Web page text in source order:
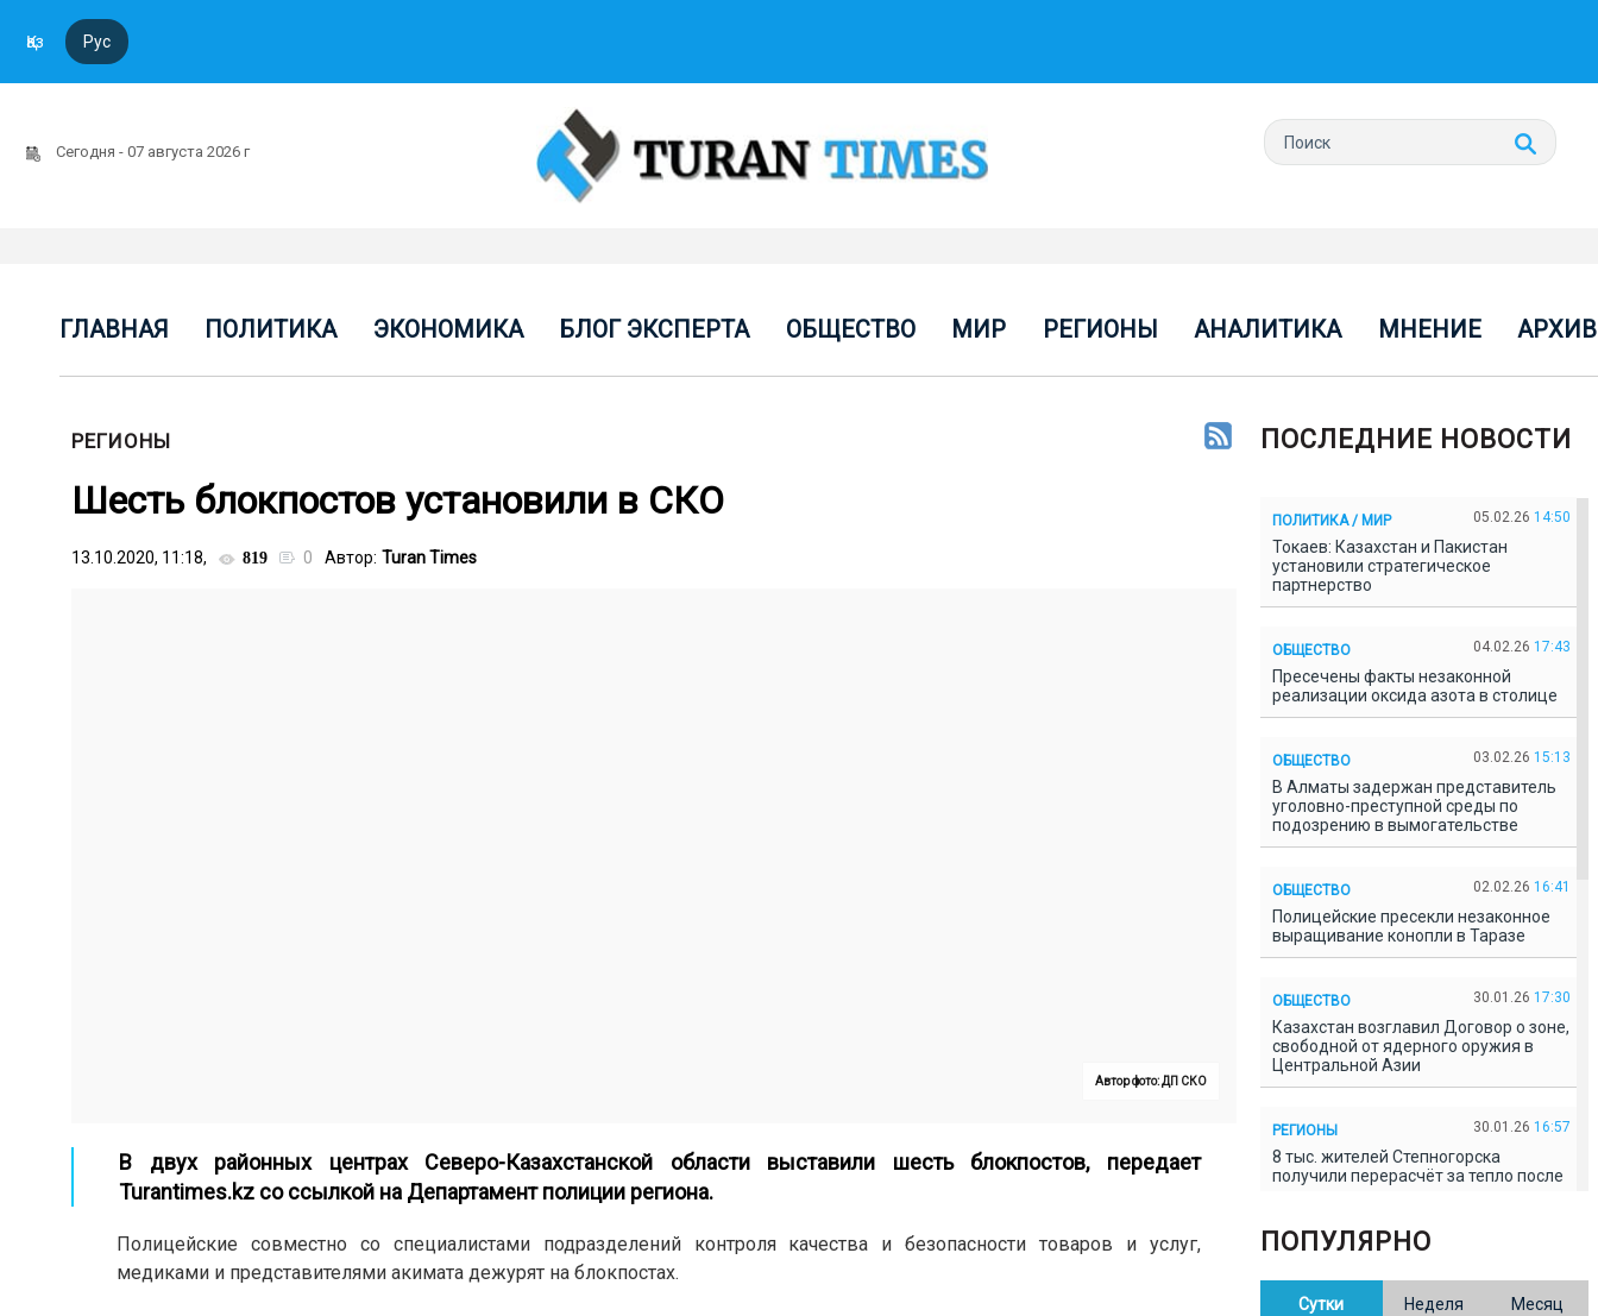
Қаз Рус
Сегодня - 07 августа 2026 г
ГЛАВНАЯ ПОЛИТИКА ЭКОНОМИКА БЛОГ ЭКСПЕРТА ОБЩЕСТВО МИР РЕГИОНЫ АНАЛИТИКА МНЕНИЕ АРХИВ
РЕГИОНЫ
Шесть блокпостов установили в СКО
13.10.2020, 11:18, 819 0 Автор: Turan Times
Автор фото: ДП СКО
В двух районных центрах Северо-Казахстанской области выставили шесть блокпостов, передает
Turantimes.kz со ссылкой на Департамент полиции региона.
Полицейские совместно со специалистами подразделений контроля качества и безопасности товаров и услуг,
медиками и представителями акимата дежурят на блокпостах.
ПОСЛЕДНИЕ НОВОСТИ
ПОЛИТИКА / МИР 05.02.26 14:50
Токаев: Казахстан и Пакистан
установили стратегическое
партнерство
ОБЩЕСТВО 04.02.26 17:43
Пресечены факты незаконной
реализации оксида азота в столице
ОБЩЕСТВО 03.02.26 15:13
В Алматы задержан представитель
уголовно-преступной среды по
подозрению в вымогательстве
ОБЩЕСТВО 02.02.26 16:41
Полицейские пресекли незаконное
выращивание конопли в Таразе
ОБЩЕСТВО 30.01.26 17:30
Казахстан возглавил Договор о зоне,
свободной от ядерного оружия в
Центральной Азии
РЕГИОНЫ 30.01.26 16:57
8 тыс. жителей Степногорска
получили перерасчёт за тепло после
В Казахстане готовят новую
редакцию Конституции: меняется
ПОПУЛЯРНО
Сутки Неделя Месяц